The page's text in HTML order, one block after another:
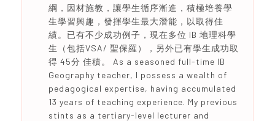
綱，因材施教，讓學生循序漸進，積極培養學
生學習興趣，發揮學生最大潛能，以取得佳
績。已有不少成功例子，現在多位 IB 地理科學
生（包括VSA/ 聖保羅），另外已有學生成功取
得 45分 佳積。 As a seasoned full-time IB
Geography teacher, I possess a wealth of
pedagogical expertise, having accumulated
13 years of teaching experience. My previous
stints as a tertiary-level lecturer and